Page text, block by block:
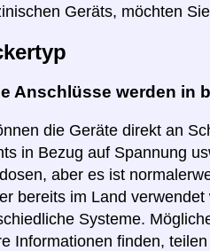
Geräts, möchten
Anschlüsse werden in
die Geräte direkt an
in Bezug auf Spannung
aber es ist
bereits im Land
Systeme.
Informationen finden,